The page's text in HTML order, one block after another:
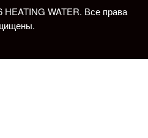
HEATING WATER. Все права